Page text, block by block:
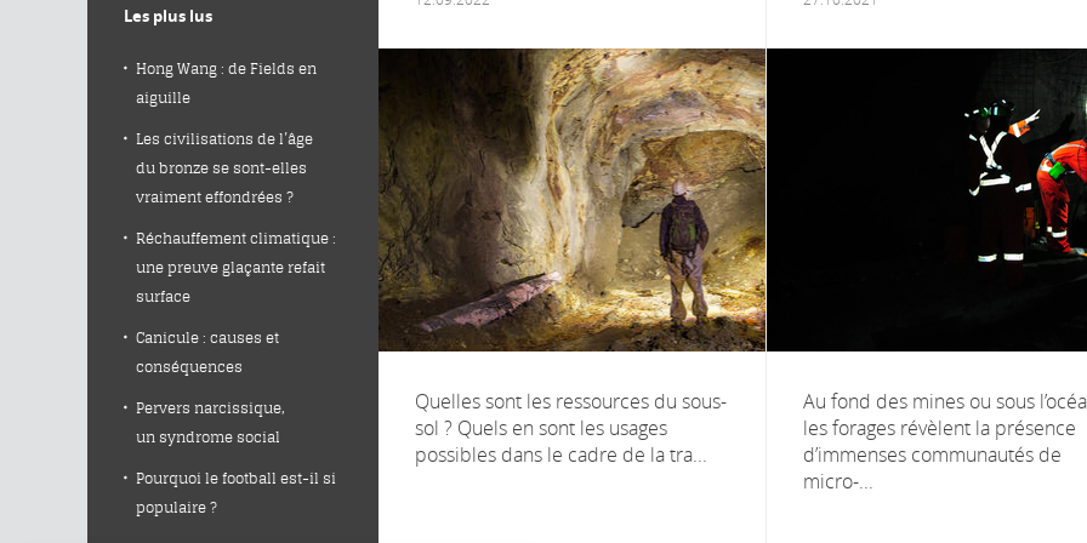
Quelles sont les ressources du sous-
sol ? Quels en sont les usages
possibles dans le cadre de la tra...
Au fond des mines ou sous
les forages révèlent la présence
d’immenses communautés de
micro-...
Les plus lus
Hong Wang : de Fields en
aiguille
Les civilisations de l’âge
du bronze se sont-elles
vraiment effondrées ?
Réchauffement climatique :
une preuve glaçante refait
surface
Canicule : causes et
conséquences
Pervers narcissique,
un syndrome social
Pourquoi le football est-il si
populaire ?